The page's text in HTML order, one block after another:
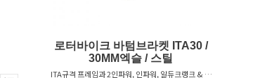
로터바이크 바텀브라켓 ITA30 /
30MM엑슬 / 스틸
ITA규격 프레임과 2인파워, 인파워, 알듀크랭크 & 베